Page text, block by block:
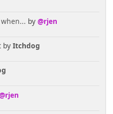
by @rjen
by Itchdog